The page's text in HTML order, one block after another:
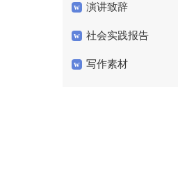
祝贺词汇总54条
演讲致辞
社会实践报告
写作素材